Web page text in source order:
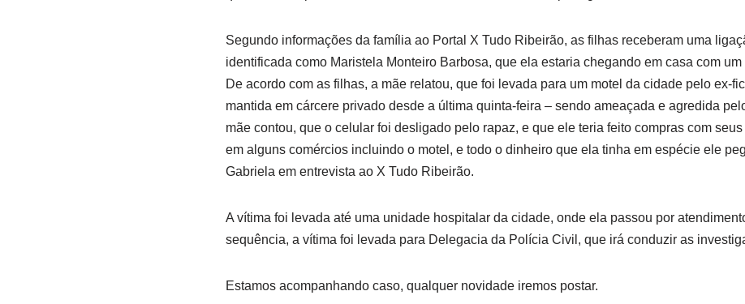
Segundo informações da família ao Portal X Tudo Ribeirão, as filhas receberam uma
identificada como Maristela Monteiro Barbosa, que ela estaria chegando em casa com
De acordo com as filhas, a mãe relatou, que foi levada para um motel da cidade pelo ex-
mantida em cárcere privado desde a última quinta-feira – sendo ameaçada e agredida
mãe contou, que o celular foi desligado pelo rapaz, e que ele teria feito compras com
em alguns comércios incluindo o motel, e todo o dinheiro que ela tinha em espécie ele
Gabriela em entrevista ao X Tudo Ribeirão.
A vítima foi levada até uma unidade hospitalar da cidade, onde ela passou por
sequência, a vítima foi levada para Delegacia da Polícia Civil, que irá conduzir as
Estamos acompanhando caso, qualquer novidade iremos postar.